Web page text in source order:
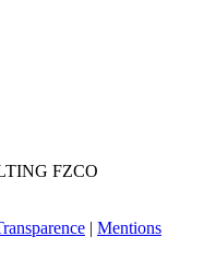
FZCO
| Mentions